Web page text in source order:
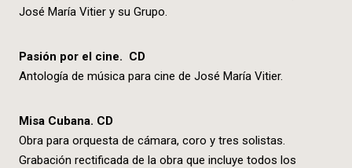
José María Vitier y su Grupo.
Pasión por el cine. CD
Antología de música para cine de José María Vitier.
Misa Cubana. CD
Obra para orquesta de cámara, coro y tres solistas.
Grabación rectificada de la obra que incluye todos los